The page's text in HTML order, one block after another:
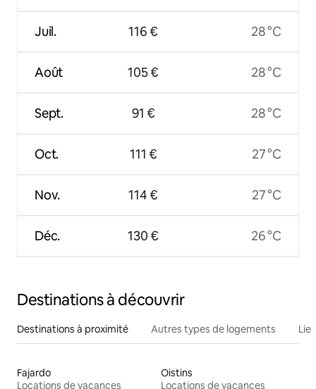
Juil.
Août
Sept.
Oct.
Nov.
Déc.
116 €
105 €
91 €
111 €
114 €
130 €
28 °C
28 °C
28 °C
27 °C
27 °C
26 °C
Destinations à découvrir
Destinations à proximité Autres types de logements
Fajardo
Locations de vacances
Oistins
Locations de vacances